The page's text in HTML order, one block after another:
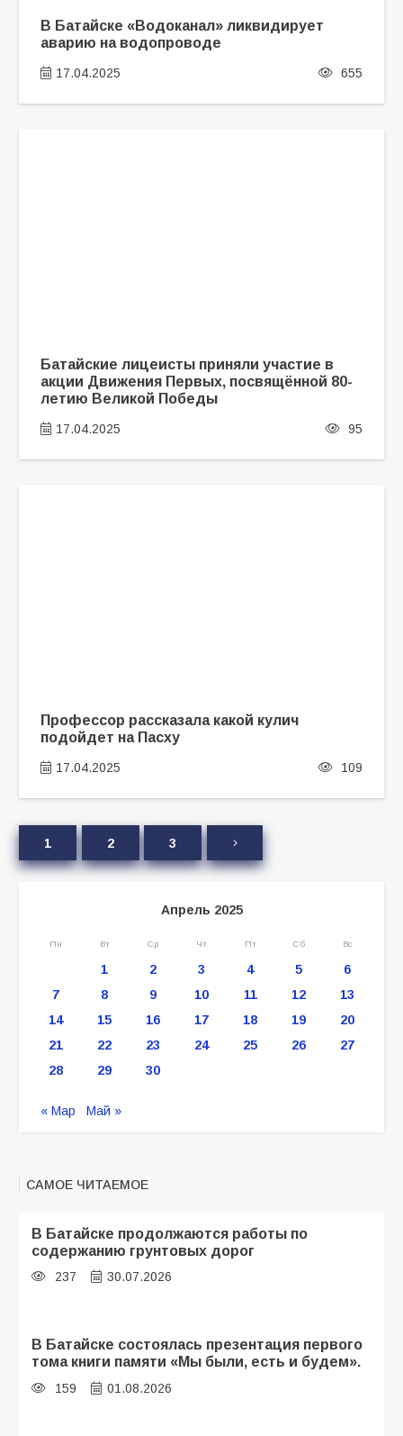
В Батайске «Водоканал» ликвидирует
аварию на водопроводе
17.04.2025 655
Батайские лицеисты приняли участие в
акции Движения Первых, посвящённой 80-
летию Великой Победы
17.04.2025 95
Профессор рассказала какой кулич
подойдет на Пасху
17.04.2025 109
1 2 3
Апрель 2025
Пн Вт Ср Чт Пт Сб Вс
1 2 3 4 5
6
7
8 9 10 11 12
13
14
15 16 17 18 19
20
21
22 23 24 25 26
27
28
29 30
« Мар Май »
САМОЕ ЧИТАЕМОЕ
В Батайске продолжаются работы по
содержанию грунтовых дорог
237 30.07.2026
В Батайске состоялась презентация первого
тома книги памяти «Мы были, есть и будем».
159 01.08.2026